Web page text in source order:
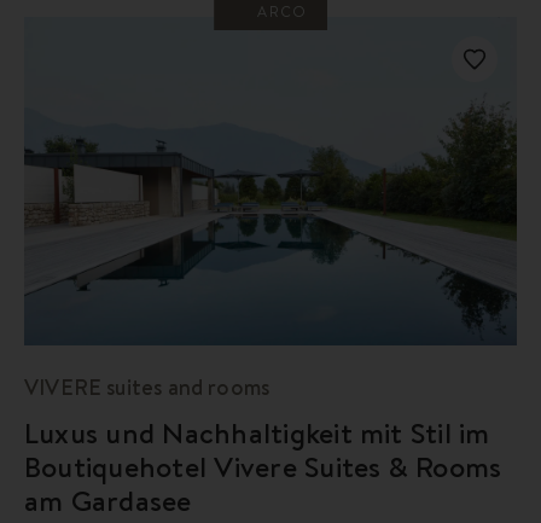
ARCO
VIVERE suites and rooms
Luxus und Nachhaltigkeit mit Stil im
Boutiquehotel Vivere Suites & Rooms
am Gardasee